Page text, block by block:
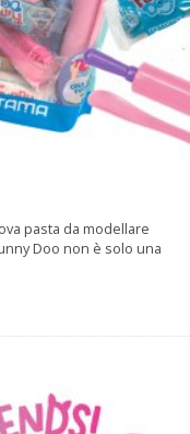
pasta da modellare
Doo non è solo una